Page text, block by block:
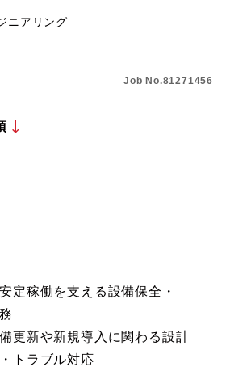
ニアリング
Job No.81271456
定稼働を支える設備保全・
更新や新規導入に関わる設計
トラブル対応